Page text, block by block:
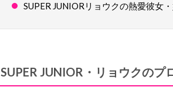
SUPER JUNIORリョウクの熱愛彼女
SUPER JUNIOR・リョウクのプ